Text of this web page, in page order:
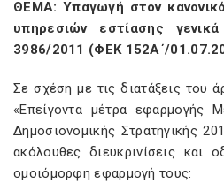
ΘΕΜΑ: Υπαγωγή στον
υπηρεσιών εστίασης
3986/2011 (ΦΕΚ 152Α΄/
Σε σχέση με τις διατάξεις του
«Επείγοντα μέτρα εφαρμογής
Δημοσιονομικής Στρατηγικής
ακόλουθες διευκρινίσεις και
ομοιόμορφη εφαρμογή τους: